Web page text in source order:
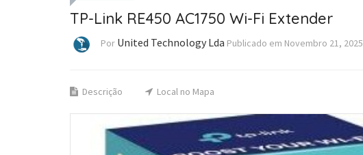
TP-Link RE450 AC1750 Wi-Fi Extender
Por United Technology Lda Publicado em Novembro 21, 2025
Descrição Local no Mapa